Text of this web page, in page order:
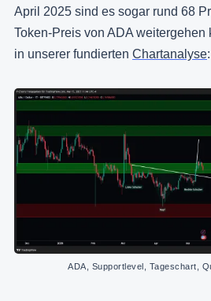
April 2025 sind es sogar rund 68
Token-Preis von ADA weitergehen
in unserer fundierten Chartanalyse:
ADA, Supportlevel, Tageschart,